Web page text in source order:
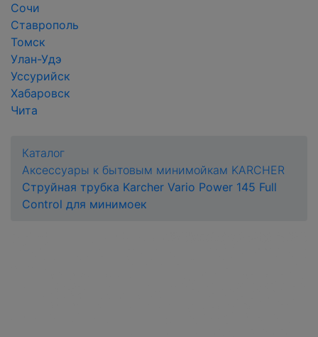
Сочи
Ставрополь
Томск
Улан-Удэ
Уссурийск
Хабаровск
Чита
Каталог
Аксессуары к бытовым минимойкам KARCHER
Струйная трубка Karcher Vario Power 145 Full
Control для минимоек